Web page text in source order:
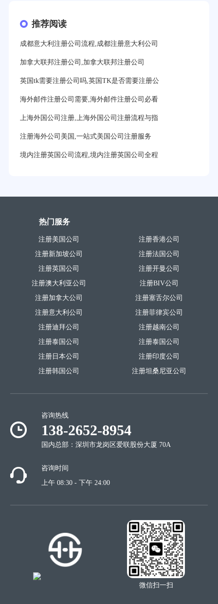
推荐阅读
成都意大利注册公司流程,成都注册意大利公司
加拿大联邦注册公司,加拿大联邦注册公司
英国tk需要注册公司吗,英国TK是否需要注册公
海外邮件注册公司需要,海外邮件注册公司必看
上海外国公司注册,上海外国公司注册流程与指
注册海外公司美国,一站式美国公司注册服务
境内注册英国公司流程,境内注册英国公司全程
热门服务
注册美国公司
注册新加坡公司
注册英国公司
注册澳大利亚公司
注册加拿大公司
注册香港公司
注册法国公司
注册开曼公司
注册BIV公司
注册塞舌尔公司
注册意大利公司
注册迪拜公司
注册泰国公司
注册日本公司
注册韩国公司
注册菲律宾公司
注册越南公司
注册泰国公司
注册印度公司
注册坦桑尼亚公司
咨询热线
138-2652-8954
国内总部：深圳市龙岗区爱联股份大厦 70A
咨询时间
上午 08:30 - 下午 24:00
微信扫一扫